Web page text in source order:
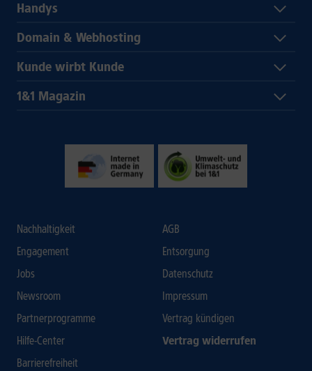
Handys
Domain & Webhosting
Kunde wirbt Kunde
1&1 Magazin
Nachhaltigkeit
Engagement
Jobs
Newsroom
Partnerprogramme
Hilfe-Center
Barrierefreiheit
AGB
Entsorgung
Datenschutz
Impressum
Vertrag kündigen
Vertrag widerrufen